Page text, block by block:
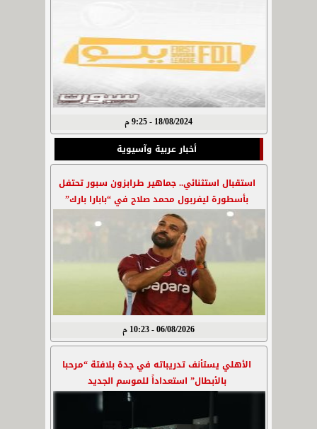
18/08/2024 - 9:25 م
أخبار عربية وآسيوية
استقبال استثنائي.. جماهير طرابزون سبور تحتفل
بأسطورة ليفربول محمد صلاح في “بابارا بارك”
06/08/2026 - 10:23 م
الأهلي يستأنف تدريباته في جدة بلافتة “مرحبا
بالأبطال” استعداداً للموسم الجديد